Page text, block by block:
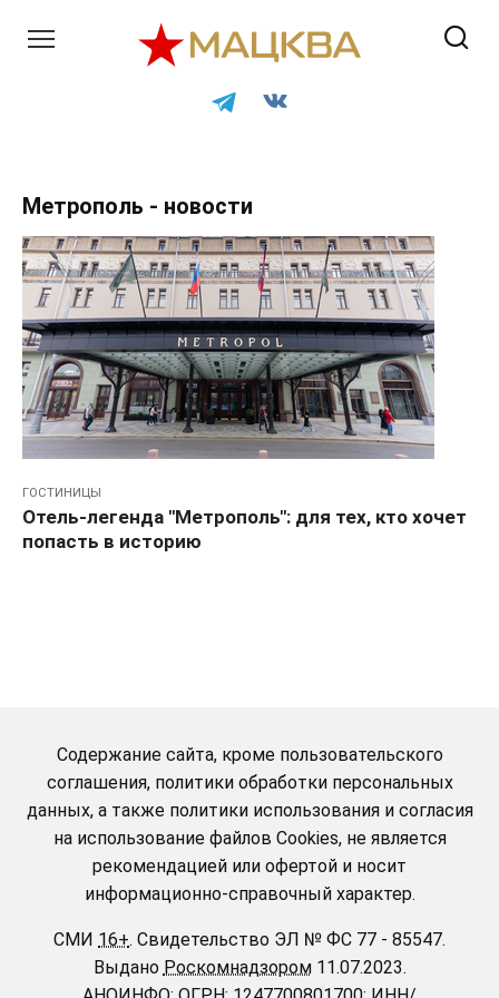
Метрополь - новости
ГОСТИНИЦЫ
Отель-легенда "Метрополь": для тех, кто хочет
попасть в историю
Содержание сайта, кроме пользовательского
соглашения, политики обработки персональных
данных, а также политики использования и согласия
на использование файлов Cookies, не является
рекомендацией или офертой и носит
информационно-справочный характер.
СМИ 16+. Свидетельство ЭЛ № ФС 77 - 85547.
Выдано Роскомнадзором11.07.2023.